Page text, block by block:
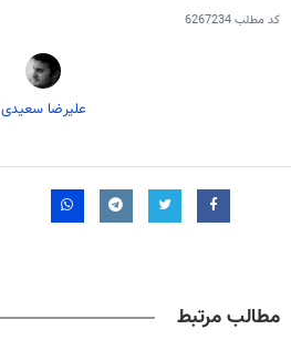
کد مطلب6267234
علیرضا سعیدی
مطالب مرتبط